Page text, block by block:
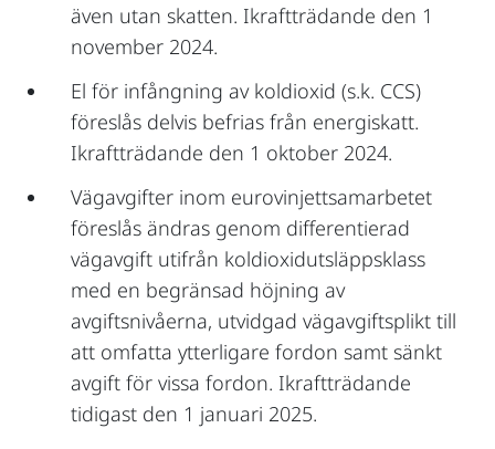
även utan skatten. Ikraftträdande den 1
november 2024.
El för infångning av koldioxid (s.k. CCS)
föreslås delvis befrias från energiskatt.
Ikraftträdande den 1 oktober 2024.
Vägavgifter inom eurovinjettsamarbetet
föreslås ändras genom differentierad
vägavgift utifrån koldioxidutsläppsklass
med en begränsad höjning av
avgiftsnivåerna, utvidgad vägavgiftsplikt till
att omfatta ytterligare fordon samt sänkt
avgift för vissa fordon. Ikraftträdande
tidigast den 1 januari 2025.